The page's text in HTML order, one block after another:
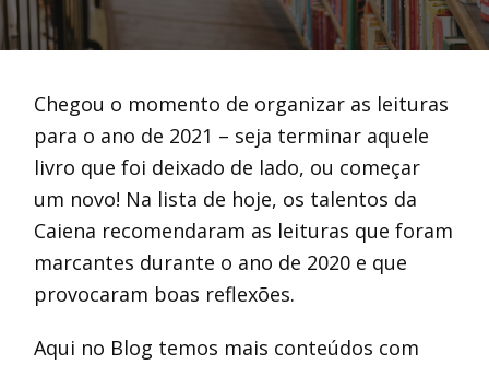
Chegou o momento de organizar as leituras
para o ano de 2021 – seja terminar aquele
livro que foi deixado de lado, ou começar
um novo! Na lista de hoje, os talentos da
Caiena recomendaram as leituras que foram
marcantes durante o ano de 2020 e que
provocaram boas reflexões.
Aqui no Blog temos mais conteúdos com